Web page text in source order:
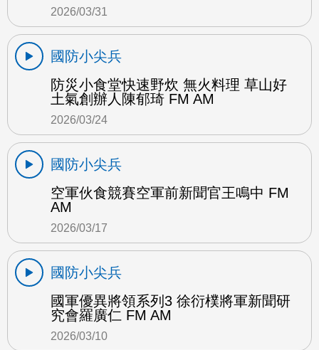
2026/03/31
國防小尖兵
防災小食堂快速野炊 無火料理 草山好
土氣創辦人陳郁琦 FM AM
2026/03/24
國防小尖兵
空軍伙食競賽空軍前新聞官王鳴中 FM
AM
2026/03/17
國防小尖兵
國軍優異將領系列3 徐衍樸將軍新聞研
究會羅廣仁 FM AM
2026/03/10